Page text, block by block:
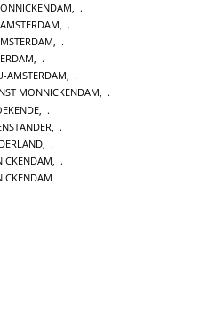
,
,
,
,
AMSTERDAM,
MONNICKENDAM,